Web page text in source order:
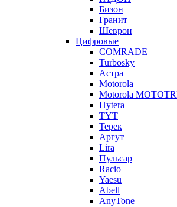
Бизон
Гранит
Шеврон
Цифровые
COMRADE
Turbosky
Астра
Motorola
Motorola
Hytera
TYT
Терек
Аргут
Lira
Пульсар
Racio
Yaesu
Abell
AnyTone